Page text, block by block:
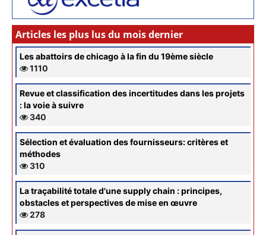
Articles les plus lus du mois dernier
Les abattoirs de chicago à la fin du 19ème siècle
1110
Revue et classification des incertitudes dans les projets
: la voie à suivre
340
Sélection et évaluation des fournisseurs: critères et
méthodes
310
La traçabilité totale d'une supply chain : principes,
obstacles et perspectives de mise en œuvre
278